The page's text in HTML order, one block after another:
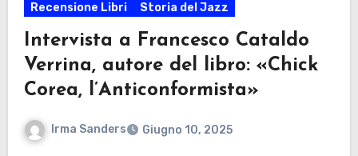
Recensione Libri
Storia del Jazz
Intervista a Francesco Cataldo
Verrina, autore del libro: «Chick
Corea, l’Anticonformista»
Irma Sanders Giugno 10, 2025